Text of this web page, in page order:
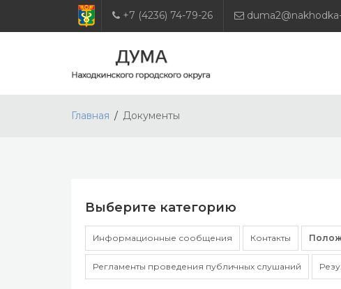
+7 (4236) 74-79-26
Главная Документы
Выберите категорию
Информационные сообщения Контакты
Регламенты проведения публичных слушаний